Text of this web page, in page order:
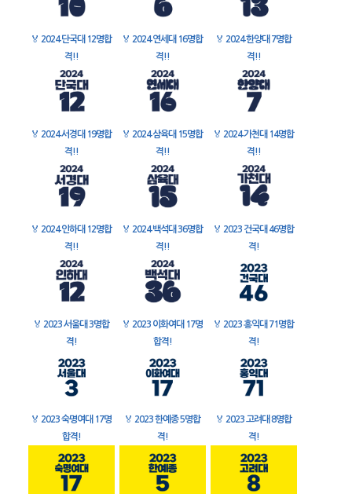
🏅 2024 단국대 12명합
격!!
🏅 2024 연세대 16명합
격!!
🏅 2024 한양대 7명합
격!!
🏅 2024 서경대 19명합
격!!
🏅 2024 삼육대 15명합
격!!
🏅 2024 가천대 14명합
격!!
🏅 2024 인하대 12명합
격!!
🏅 2024 백석대 36명합
격!!
🏅 2023 건국대 46명합
격!
🏅 2023 서울대 3명합
격!
🏅 2023 이화여대 17명
합격!
🏅 2023 홍익대 71명합
격!
🏅 2023 숙명여대 17명
합격!
🏅 2023 한예종 5명합
격!
🏅 2023 고려대 8명합
격!